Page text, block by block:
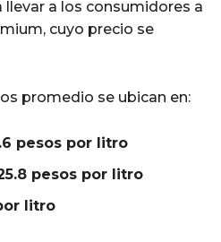
llevar a los consumidores a
cuyo precio se
promedio se ubican en:
pesos por litro
pesos por litro
litro